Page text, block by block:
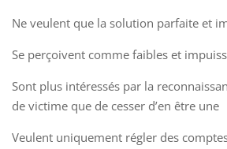
Ne veulent que la solution parfaite et
Se perçoivent comme faibles et
Sont plus intéressés par la
de victime que de cesser d’en être une
Veulent uniquement régler des